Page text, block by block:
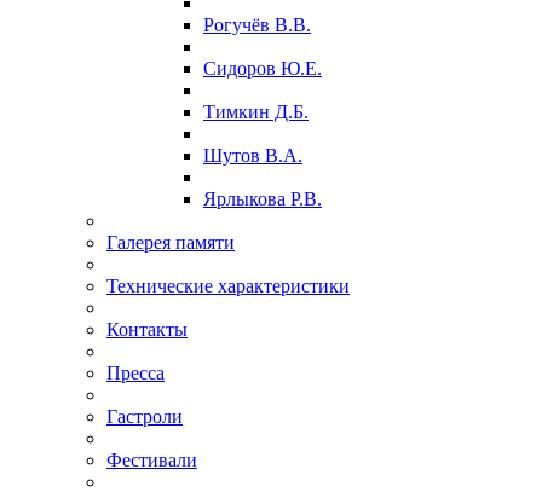
Рогучёв В.В.
Сидоров Ю.Е.
Тимкин Д.Б.
Шутов В.А.
Ярлыкова Р.В.
Галерея памяти
Технические характеристики
Контакты
Пресса
Гастроли
Фестивали